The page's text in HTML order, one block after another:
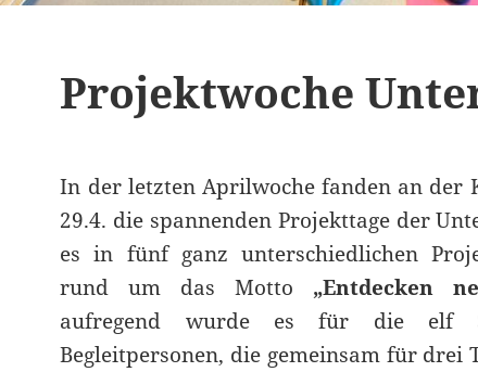
Projektwoche
In der letzten Aprilwoche fanden an der
29.4. die spannenden Projekttage der
es in fünf ganz unterschiedlichen
rund um das Motto „Entdecken
aufregend wurde es für die elf
Begleitpersonen, die gemeinsam für drei